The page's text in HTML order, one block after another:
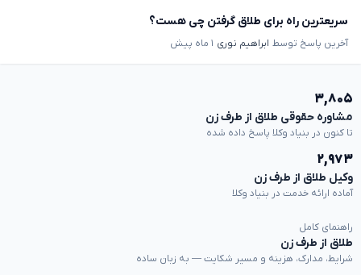
سریعترین راه برای طلاق گرفتن چی هست؟
آخرین پاسخ توسط ابراهیم نوری ۱ ماه پیش
۳,۸۰۵
مشاوره حقوقی طلاق از طرف زن
تا کنون در بنیاد وکلا پاسخ داده شده
۲,۹۷۳
وکیل طلاق از طرف زن
آماده ارائه خدمت در بنیاد وکلا
راهنمای کامل
طلاق از طرف زن
شرایط، مدارک، هزینه و مسیر شکایت — به زبان ساده